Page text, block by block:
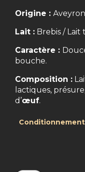
Origine :Aveyron
Lait : Brebis / Lait
Caractère :
bouche.
Composition :
lactiques,
d’œuf.
Conditionnement